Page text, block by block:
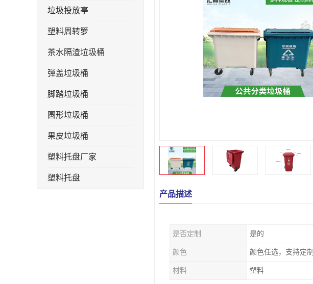
垃圾投放亭
塑料周转箩
茶水隔渣垃圾桶
弹盖垃圾桶
脚踏垃圾桶
圆形垃圾桶
果皮垃圾桶
塑料托盘厂家
塑料托盘
产品描述
是否定制 是的
颜色 颜色任选，支持定制
材料 塑料